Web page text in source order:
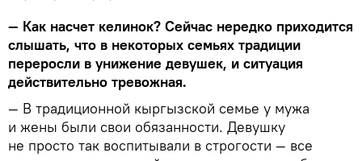
— Как насчет келинок? Сейчас нередко приходится
слышать, что в некоторых семьях традиции
переросли в унижение девушек, и ситуация
действительно тревожная.
— В традиционной кыргызской семье у мужа
и жены были свои обязанности. Девушку
не просто так воспитывали в строгости — все